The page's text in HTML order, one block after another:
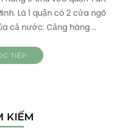
Là 1 quận có 2 cửa ngõ
cả nước: Cảng hàng …
TIẾP
KIẾM